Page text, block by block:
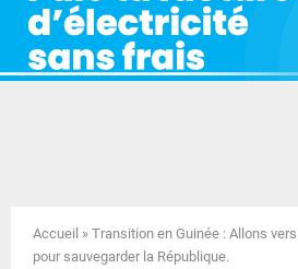
R
Y
N
Accueil » Transition en Guinée : Allons
pour sauvegarder la République.